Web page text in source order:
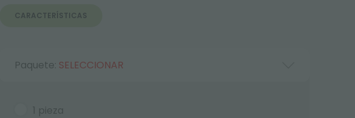
CARACTERÍSTICAS
Paquete: SELECCIONAR
1 pieza